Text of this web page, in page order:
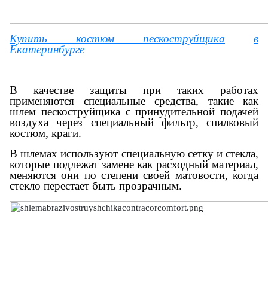
Купить костюм пескоструйщика
в
Екатеринбурге
В качестве защиты при таких работах
применяются специальные средства, такие как
шлем пескоструйщика с принудительной подачей
воздуха через специальный фильтр, спилковый
костюм, краги.
В шлемах используют специальную сетку и стекла,
которые подлежат замене как расходный материал,
меняются они по степени своей матовости, когда
стекло перестает быть прозрачным.